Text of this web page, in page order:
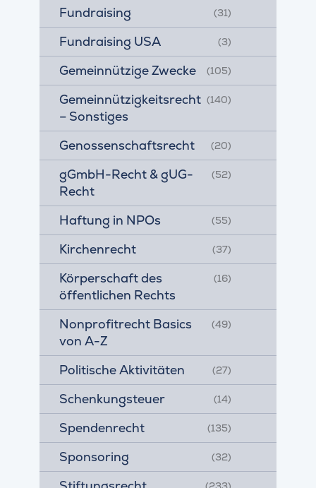
Fundraising (31)
Fundraising USA (3)
Gemeinnützige Zwecke (105)
Gemeinnützigkeitsrecht
– Sonstiges
(140)
Genossenschaftsrecht (20)
gGmbH-Recht & gUG-
Recht
(52)
Haftung in NPOs (55)
Kirchenrecht (37)
Körperschaft des
öffentlichen Rechts
(16)
Nonprofitrecht Basics
von A-Z
(49)
Politische Aktivitäten (27)
Schenkungsteuer (14)
Spendenrecht (135)
Sponsoring (32)